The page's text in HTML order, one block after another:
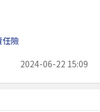
任險
2024-06-22 15:09